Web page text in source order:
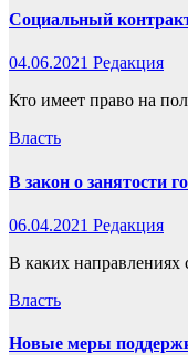
Социальный
04.06.2021 Редакция
Кто имеет право на
Власть
В закон о занятости
06.04.2021 Редакция
В каких направлениях
Власть
Новые меры